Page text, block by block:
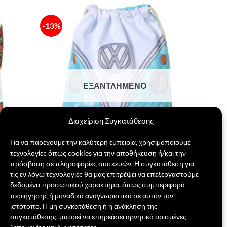
Διαχείριση Συγκατάθεσης
Για να παρέχουμε την καλύτερη εμπειρία, χρησιμοποιούμε
τεχνολογίες όπως cookies για την αποθήκευση ή/και την
πρόσβαση σε πληροφορίες συσκευών. Η συγκατάθεση για
τις εν λόγω τεχνολογίες θα μας επιτρέψει να επεξεργαστούμε
δεδομένα προσωπικού χαρακτήρα, όπως συμπεριφορά
περιήγησης ή μοναδικά αναγνωριστικά σε αυτόν τον
ιστότοπο. Η μη συγκατάθεση ή η ανάκληση της
συγκατάθεσης, μπορεί να επηρεάσει αρνητικά ορισμένες
λίστα
-13%
Πρόσθήκη
στην λίστα
επιθυμιών
ΕΞΑΝΤΛΗΜΈΝΟ
VW Βανάκι Τσάντα
16,00€ Original
price
was:
16,00 €.
14,00€Η
τρέχουσα
τιμή
είναι:
14,00 €.
ΔΙΑΒΆΣΤΕ ΠΕΡΙΣΣΌΤΕΡΑ